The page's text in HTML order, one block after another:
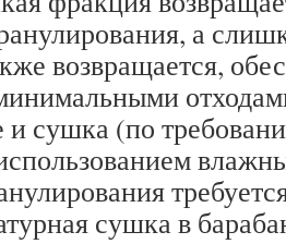
а
возвращается,
сушка (по
сушка в